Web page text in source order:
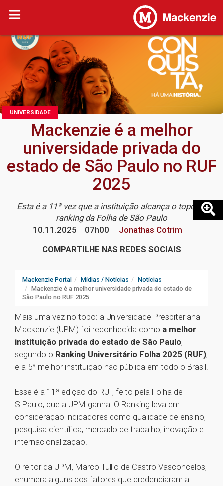
UNIVERSIDADE
Mackenzie é a melhor
universidade privada do
estado de São Paulo no RUF
2025
Esta é a 11ª vez que a instituição alcança o topo no
ranking da Folha de São Paulo
10.11.2025
07h00
Jonathas Cotrim
COMPARTILHE NAS REDES SOCIAIS
Mackenzie Portal Mídias / Notícias
Notícias
Mackenzie é a melhor universidade privada do estado de
São Paulo no RUF 2025
Mais uma vez no topo: a Universidade Presbiteriana
Mackenzie (UPM) foi reconhecida como a melhor
instituição privada do estado de São Paulo,
segundo o Ranking Universitário Folha 2025 (RUF),
e a 5ª melhor instituição não pública em todo o Brasil.
Esse é a 11ª edição do RUF, feito pela Folha de
S.Paulo, que a UPM ganha. O Ranking leva em
consideração indicadores como qualidade de ensino,
pesquisa científica, mercado de trabalho, inovação e
internacionalização.
O reitor da UPM, Marco Tullio de Castro Vasconcelos,
enumera alguns dos fatores que credenciaram a